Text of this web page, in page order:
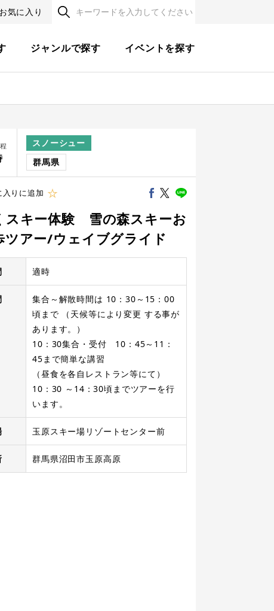
お気に入り
ジャンルで探す イベントを探す
スノーシュー
群馬県
入りに追加
スキー体験 雪の森スキーお
ツアー/ウェイブグライド
適時
集合～解散時間は 10：30～15：00
頃まで （天候等により変更 する事が
あります。）
10：30集合・受付 10：45～11：
45まで簡単な講習
（昼食を各自レストラン等にて）
10：30 ～14：30頃までツアーを行
います。
玉原スキー場リゾートセンター前
群馬県沼田市玉原高原